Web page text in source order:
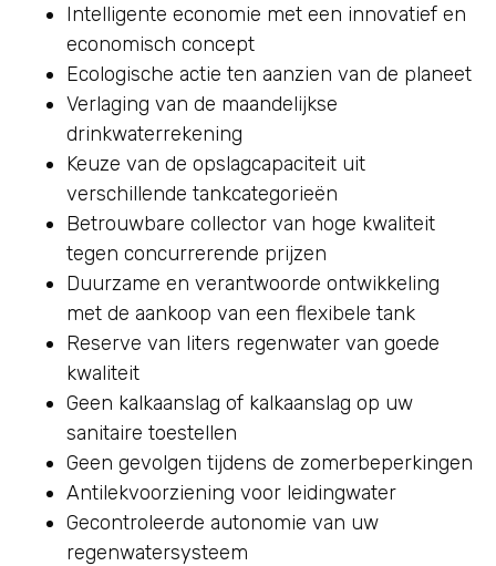
Intelligente economie met een innovatief en
economisch concept
Ecologische actie ten aanzien van de planeet
Verlaging van de maandelijkse
drinkwaterrekening
Keuze van de opslagcapaciteit uit
verschillende tankcategorieën
Betrouwbare collector van hoge kwaliteit
tegen concurrerende prijzen
Duurzame en verantwoorde ontwikkeling
met de aankoop van een flexibele tank
Reserve van liters regenwater van goede
kwaliteit
Geen kalkaanslag of kalkaanslag op uw
sanitaire toestellen
Geen gevolgen tijdens de zomerbeperkingen
Antilekvoorziening voor leidingwater
Gecontroleerde autonomie van uw
regenwatersysteem